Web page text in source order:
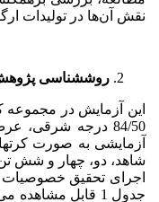
نقش آن‌ها در تولیدات
روششناسی
آزمایشی به صورت
شاهد، دو، چهار و شش تن
اجرای تحقیق خصوصیات